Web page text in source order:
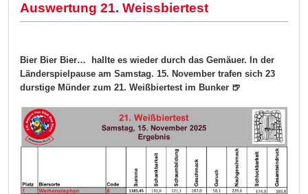
Auswertung 21. Weissbiertest
Bier Bier Bier… hallte es wieder durch das Gemäuer. In der
Länderspielpause am Samstag. 15. November trafen sich 23
durstige Münder zum 21. Weißbiertest im Bunker 🍺